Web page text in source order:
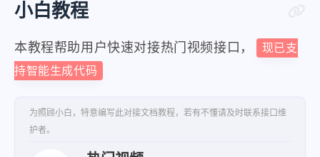
小白教程
本教程帮助用户快速对接热门视频接口，
现已支
持智能生成代码
为照顾小白，特意编写此对接文档教程，若有不懂请及时联系接口维
护者。